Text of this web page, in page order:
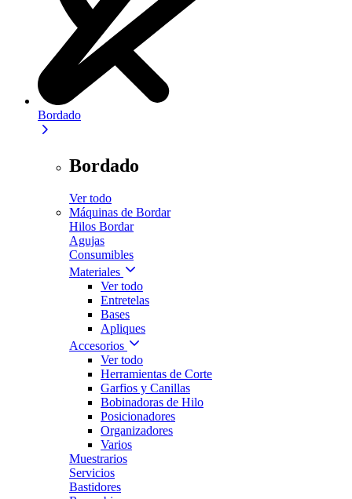
Bordado
Bordado
Ver todo
Máquinas de Bordar
Hilos Bordar
Agujas
Consumibles
Materiales
Ver todo
Entretelas
Bases
Apliques
Accesorios
Ver todo
Herramientas de Corte
Garfios y Canillas
Bobinadoras de Hilo
Posicionadores
Organizadores
Varios
Muestrarios
Servicios
Bastidores